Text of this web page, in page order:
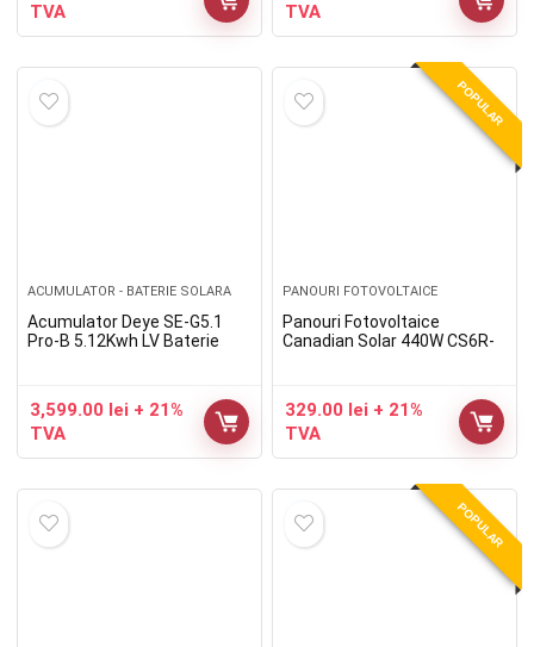
TVA
TVA
ACUMULATOR - BATERIE SOLARA
Acumulator Deye SE-G5.1
Pro-B 5.12Kwh LV Baterie
3,599.00 lei + 21%
TVA
POPULAR
PANOURI FOTOVOLTAICE
Panouri Fotovoltaice
Canadian Solar 440W CS6R-
329.00 lei + 21%
TVA
POPULAR